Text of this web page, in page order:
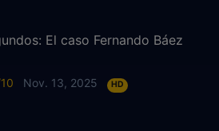
El caso Fernando Báez
Nov. 13, 2025 HD